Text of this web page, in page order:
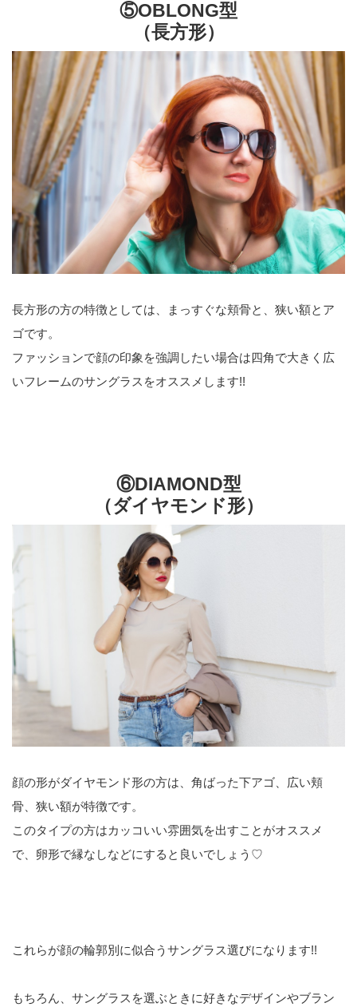
⑤OBLONG型
（長方形）
長方形の方の特徴としては、まっすぐな頬骨と、狭い額とア
ゴです。
ファッションで顔の印象を強調したい場合は四角で大きく広
いフレームのサングラスをオススメします!!
⑥DIAMOND型
（ダイヤモンド形）
顔の形がダイヤモンド形の方は、角ばった下アゴ、広い頬
骨、狭い額が特徴です。
このタイプの方はカッコいい雰囲気を出すことがオススメ
で、卵形で縁なしなどにすると良いでしょう♡
これらが顔の輪郭別に似合うサングラス選びになります!!
もちろん、サングラスを選ぶときに好きなデザインやブラン